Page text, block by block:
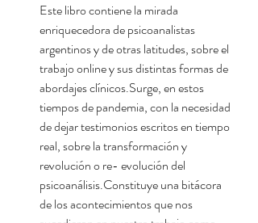
Este libro contiene la mirada
enriquecedora de psicoanalistas
argentinos y de otras latitudes, sobre el
trabajo online y sus distintas formas de
abordajes clínicos.Surge, en estos
tiempos de pandemia, con la necesidad
de dejar testimonios escritos en tiempo
real, sobre la transformación y
revolución o re- evolución del
psicoanálisis.Constituye una bitácora
de los acontecimientos que nos